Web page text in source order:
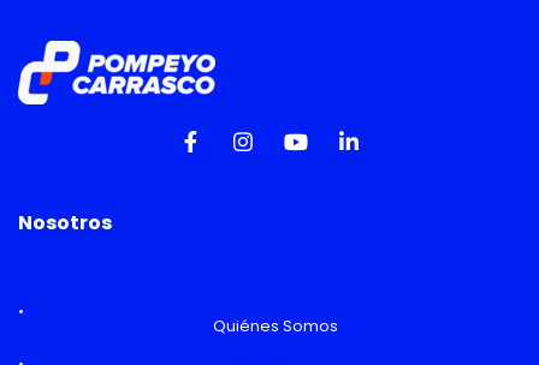
Nosotros
Quiénes Somos